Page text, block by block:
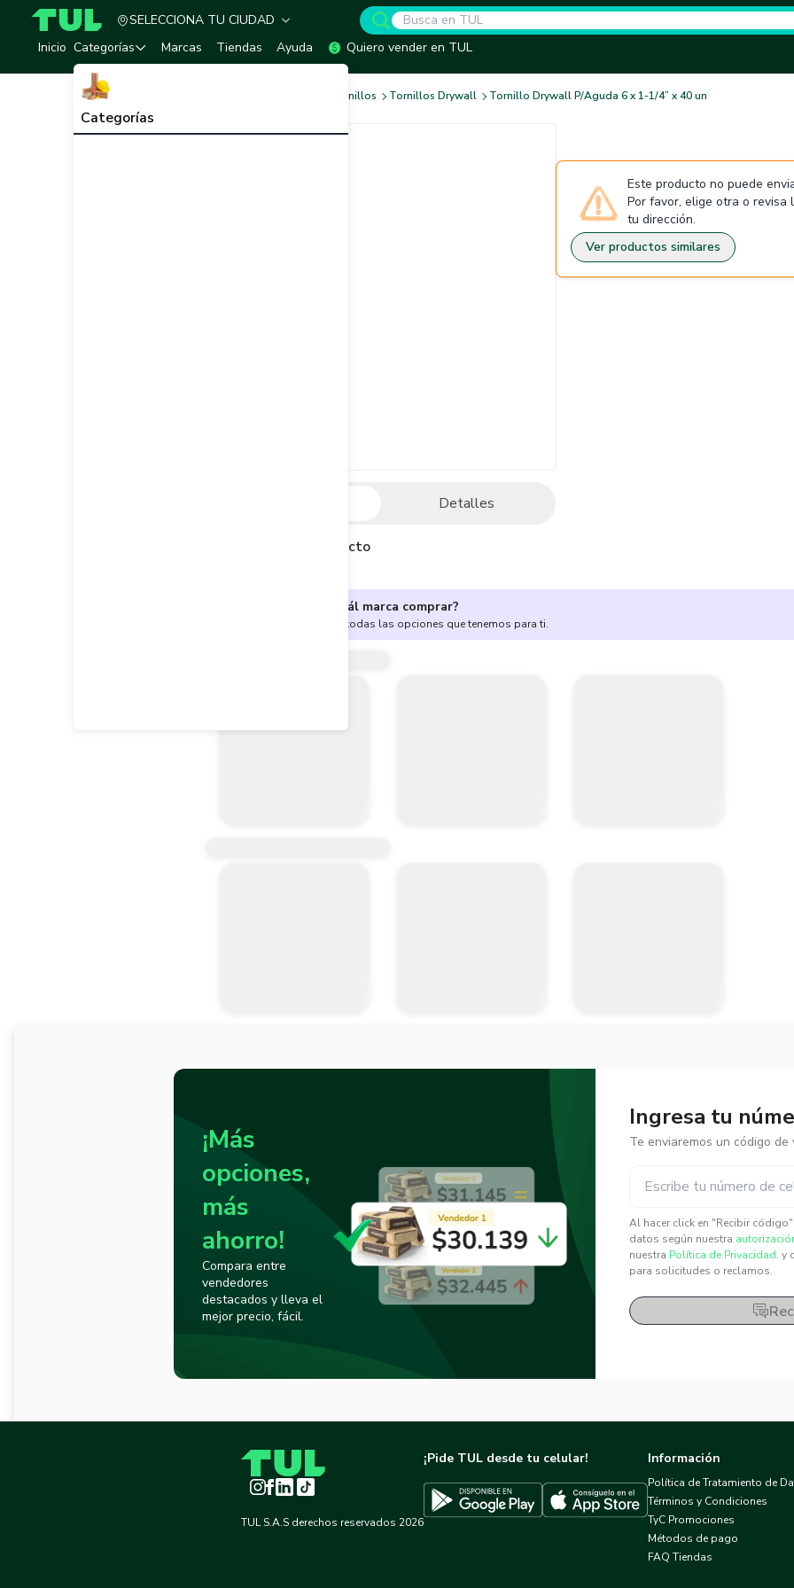
TUL - Tu Marketplace de Construcción
SELECCIONA TU CIUDAD
Inicio Categorías
Categorías
Marcas Tiendas Ayuda Quiero vender en TUL
Tornillos Tornillos Drywall Tornillo Drywall P/Aguda 6 x 1-1/4” x 40 un
Detalles
Descripción del producto
Este producto no puede
Por favor, elige otra o revisa
tu dirección.
Ver productos similares
¿No sabes cuál marca comprar?
Encuentra aquí todas las opciones que tenemos para ti.
¡Más
opciones,
más
ahorro!
Compara entre
vendedores
destacados y lleva el
mejor precio, fácil.
Ingresa tu
Te enviaremos un código de
Al hacer click en "Recibir
datos según nuestra
nuestra Política de Privacidad. y
para solicitudes o reclamos.
Instagram
Facebook
LinkedInTikTok
TUL S.A.S derechos reservados 2026
¡Pide TUL desde tu celular!
Descargar TUL en Google PlayDescargar TUL en App Store
Información
Política de Tratamiento de
Términos y Condiciones
TyC Promociones
Métodos de pago
FAQ Tiendas